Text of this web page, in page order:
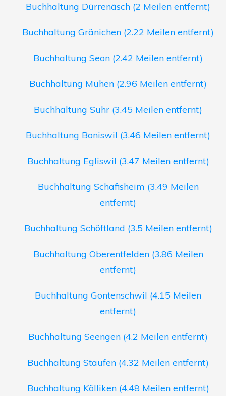
Buchhaltung Dürrenäsch (2 Meilen entfernt)
Buchhaltung Gränichen (2.22 Meilen entfernt)
Buchhaltung Seon (2.42 Meilen entfernt)
Buchhaltung Muhen (2.96 Meilen entfernt)
Buchhaltung Suhr (3.45 Meilen entfernt)
Buchhaltung Boniswil (3.46 Meilen entfernt)
Buchhaltung Egliswil (3.47 Meilen entfernt)
Buchhaltung Schafisheim (3.49 Meilen
entfernt)
Buchhaltung Schöftland (3.5 Meilen entfernt)
Buchhaltung Oberentfelden (3.86 Meilen
entfernt)
Buchhaltung Gontenschwil (4.15 Meilen
entfernt)
Buchhaltung Seengen (4.2 Meilen entfernt)
Buchhaltung Staufen (4.32 Meilen entfernt)
Buchhaltung Kölliken (4.48 Meilen entfernt)